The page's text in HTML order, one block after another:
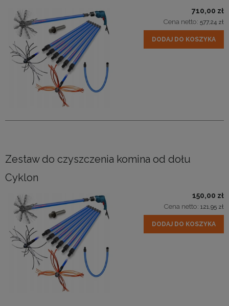
710,00 zł
Cena netto: 577,24 zł
DODAJ DO KOSZYKA
Zestaw do czyszczenia komina od dołu
Cyklon
150,00 zł
Cena netto: 121,95 zł
DODAJ DO KOSZYKA